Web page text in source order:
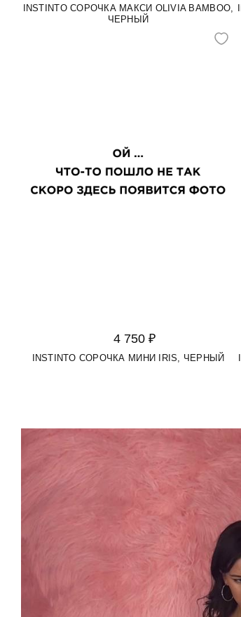
INSTINTO СОРОЧКА МАКСИ OLIVIA BAMBOO,
ЧЕРНЫЙ
4 750 ₽
INSTINTO СОРОЧКА МИНИ IRIS, ЧЕРНЫЙ